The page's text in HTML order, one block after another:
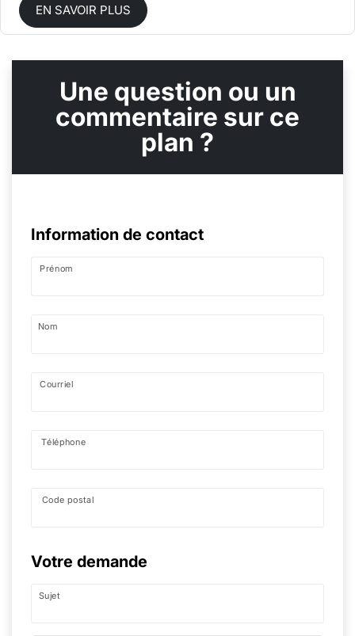
EN SAVOIR PLUS
Une question ou un
commentaire sur ce
plan ?
Information de contact
Prénom
Nom
Courriel
Téléphone
Code postal
Votre demande
Sujet